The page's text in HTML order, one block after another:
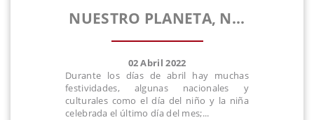
NUESTRO PLANETA, N...
02 Abril 2022
Durante los días de abril hay muchas
festividades, algunas nacionales y
culturales como el día del niño y la niña
celebrada el último día del mes;...